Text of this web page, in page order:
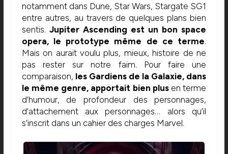
notamment dans Dune, Star Wars, Stargate SG1
entre autres, au travers de quelques plans bien
sentis. Jupiter Ascending est un bon space
opera, le prototype même de ce terme.
Mais on aurait voulu plus, mieux, histoire de ne
pas rester sur notre faim. Pour faire une
comparaison, les Gardiens de la Galaxie, dans
le même genre, apportait bien plusen terme
d’humour, de profondeur des personnages,
d’attachement aux personnages… alors qu’il
s’inscrit dans un cahier des charges Marvel.